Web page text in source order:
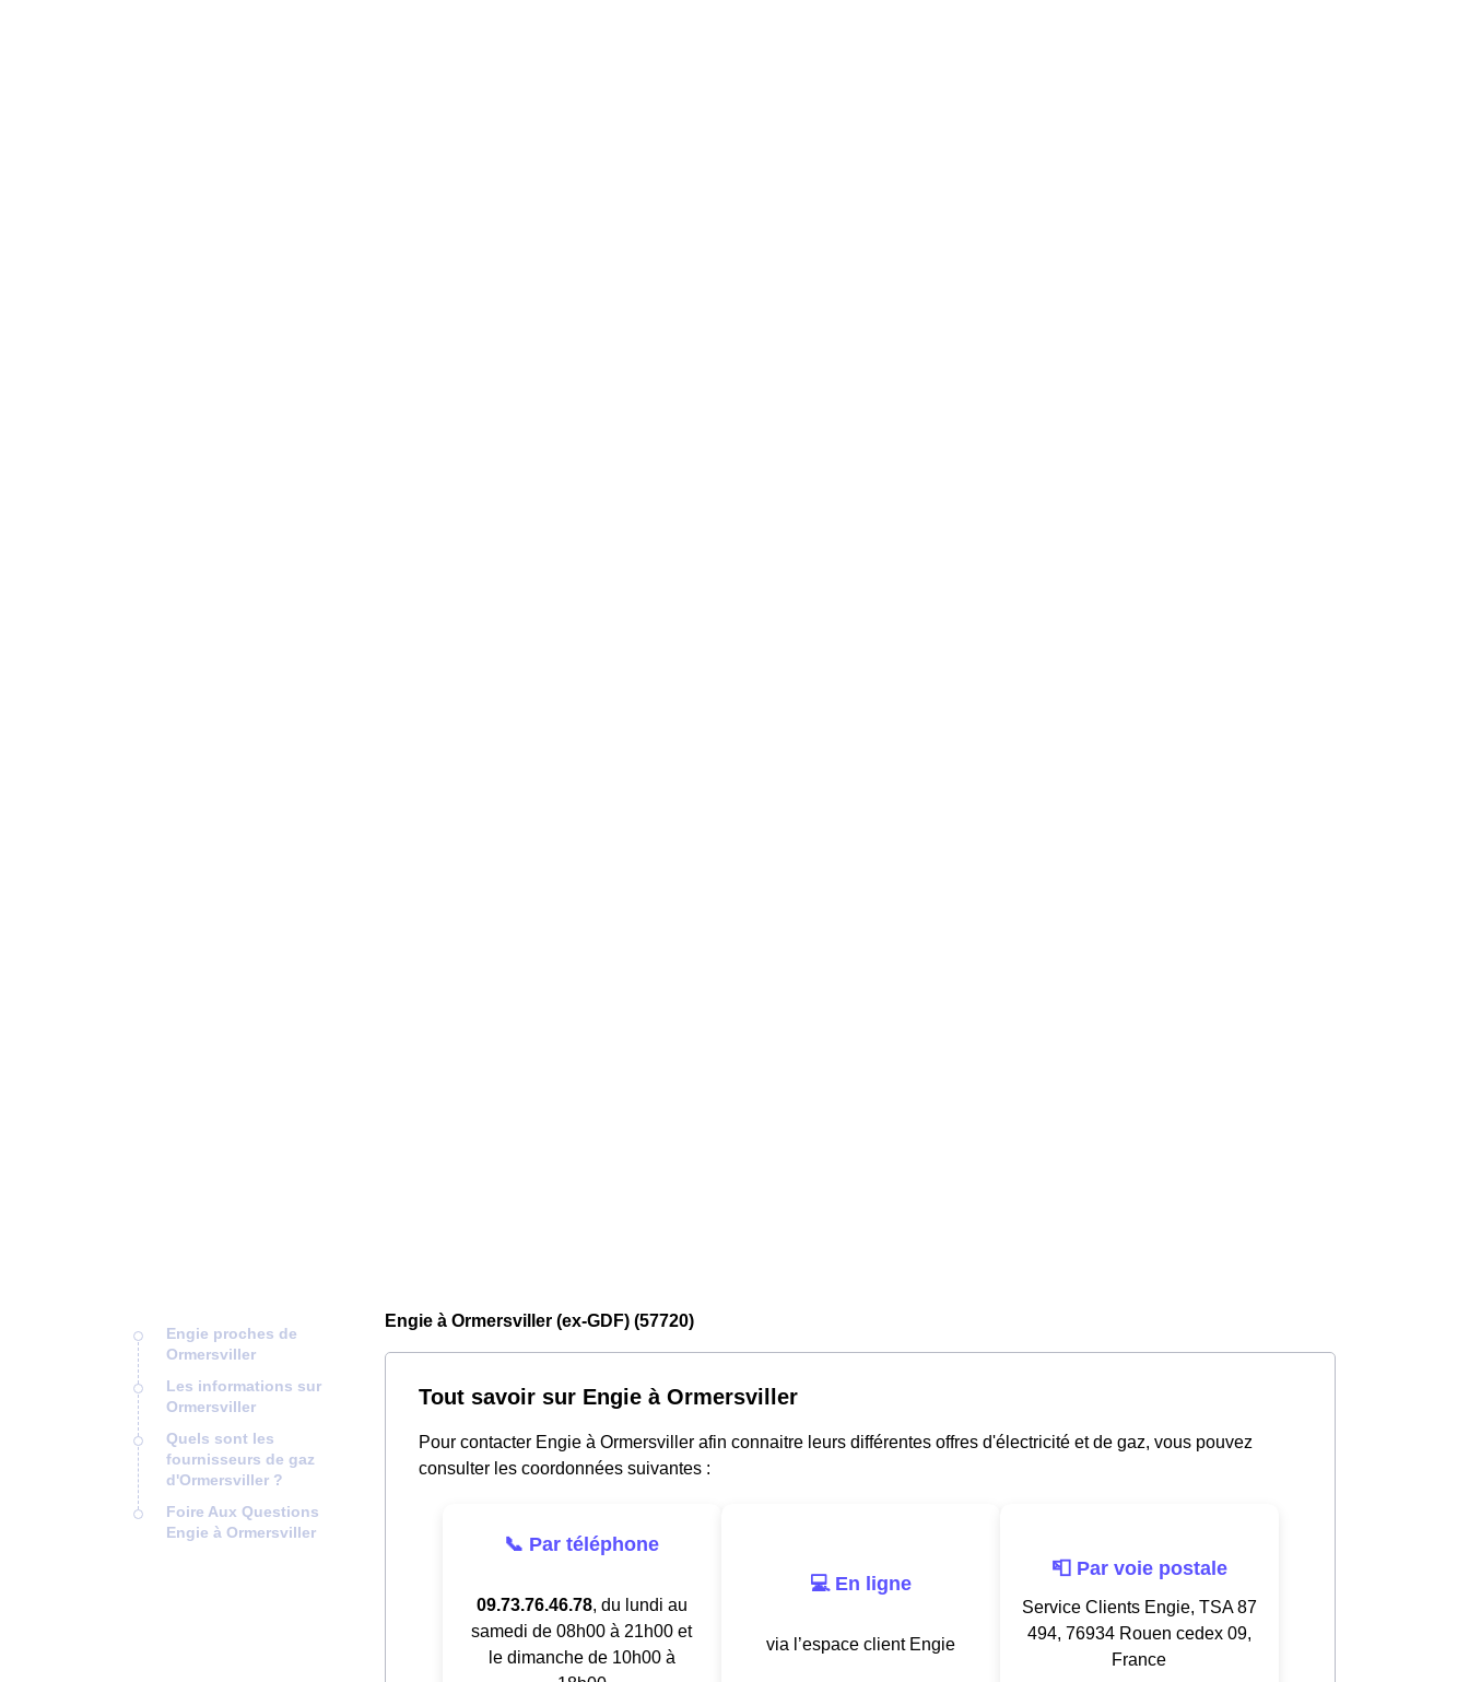
Engie proches de
Ormersviller
Les informations sur
Ormersviller
Quels sont les
fournisseurs de gaz
d'Ormersviller ?
Foire Aux Questions
Engie à Ormersviller
Engie à Ormersviller (ex-GDF) (57720)
Tout savoir sur Engie à Ormersviller
Pour contacter Engie à Ormersviller afin connaitre leurs différentes offres d'électricité et de gaz, vous pouvez
consulter les coordonnées suivantes :
📞 Par téléphone
09.73.76.46.78, du lundi au
samedi de 08h00 à 21h00 et
le dimanche de 10h00 à
💻 En ligne
via l’espace client Engie
📮 Par voie postale
Service Clients Engie, TSA 87
494, 76934 Rouen cedex 09,
France